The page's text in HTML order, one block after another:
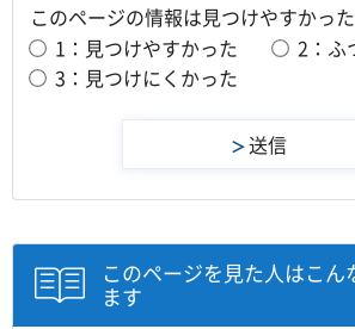
このページの情報は見つけやすかっ
1：見つけやすかった
2：ふ
3：見つけにくかった
このページを見た人はこん
ます